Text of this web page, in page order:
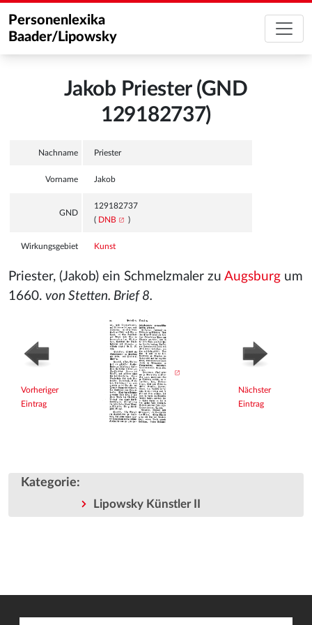
Personenlexika
Baader/Lipowsky
Jakob Priester (GND
129182737)
Nachname Priester
Vorname Jakob
GND
129182737
( DNB )
Wirkungsgebiet Kunst
Priester, (Jakob) ein Schmelzmaler zu Augsburg um
1660. von Stetten. Brief 8.
Vorheriger
Eintrag
Nächster
Eintrag
Kategorie:
Lipowsky Künstler II